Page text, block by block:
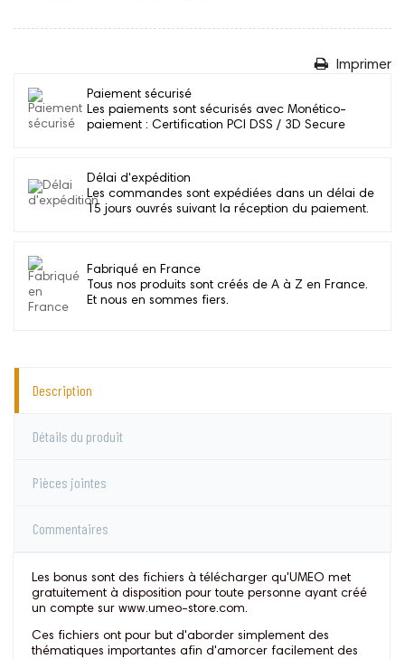
Imprimer
Paiement sécurisé
Les paiements sont sécurisés avec Monético-
paiement : Certification PCI DSS / 3D Secure
Délai d'expédition
Les commandes sont expédiées dans un délai de
15 jours ouvrés suivant la réception du paiement.
Fabriqué en France
Tous nos produits sont créés de A à Z en France.
Et nous en sommes fiers.
Description
Détails du produit
Pièces jointes
Commentaires
Les bonus sont des fichiers à télécharger qu'UMEO met
gratuitement à disposition pour toute personne ayant créé
un compte sur www.umeo-store.com.
Ces fichiers ont pour but d'aborder simplement des
thématiques importantes afin d'amorcer facilement des